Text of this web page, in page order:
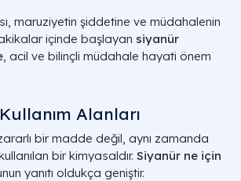
maruziyetin şiddetine ve müdahalenin
içinde başlayan siyanür
, acil ve bilinçli müdahale hayati önem
Alanları
bir madde değil, aynı zamanda
bir kimyasaldır. Siyanür ne için
yanıtı oldukça geniştir.